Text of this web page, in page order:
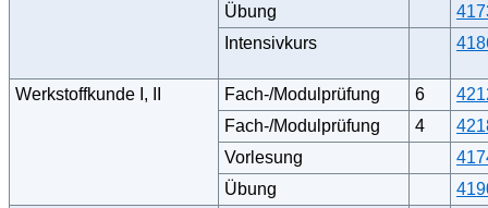
Übung
Intensivkurs
Werkstoffkunde I, II Fach-/Modulprüfung 6
Fach-/Modulprüfung
4
Vorlesung
Übung